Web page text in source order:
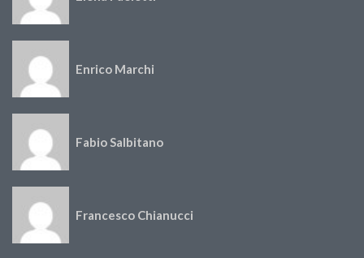
Enrico Marchi
Fabio Salbitano
Francesco Chianucci